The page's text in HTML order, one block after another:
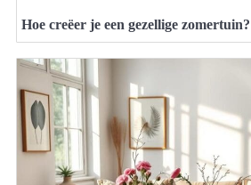
Hoe creëer je een gezellige zomertuin?